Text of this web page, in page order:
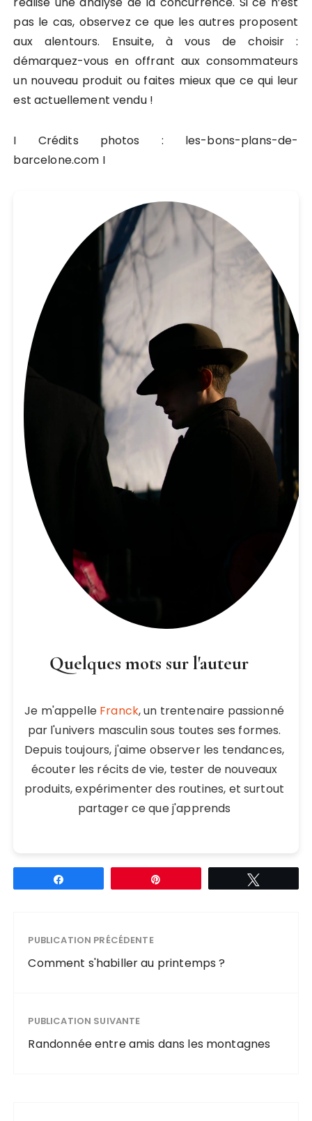
pas le cas, observez ce que les autres proposent
aux alentours. Ensuite, à vous de choisir :
démarquez-vous en offrant aux consommateurs
un nouveau produit ou faites mieux que ce qui leur
est actuellement vendu !
I Crédits photos : les-bons-plans-de-
barcelone.com I
Quelques mots sur l'auteur
Je m'appelle Franck, un trentenaire passionné
par l'univers masculin sous toutes ses formes.
Depuis toujours, j'aime observer les tendances,
écouter les récits de vie, tester de nouveaux
produits, expérimenter des routines, et surtout
partager ce que j'apprends
PUBLICATION PRÉCÉDENTE
Comment s'habiller au printemps ?
PUBLICATION SUIVANTE
Randonnée entre amis dans les montagnes